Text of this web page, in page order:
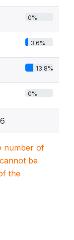
0%
3.6%
13.8%
0%
number of
be
the